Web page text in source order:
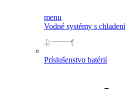
menu
Vodné systémy s
Príslušenstvo batérií